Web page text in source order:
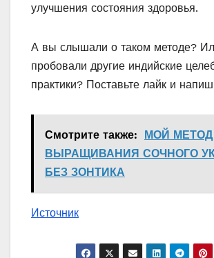
улучшения состояния здоровья.
А вы слышали о таком методе?
пробовали другие индийские
практики? Поставьте лайк и
Смотрите также:
МОЙ МЕТОД
ВЫРАЩИВАНИЯ СОЧНОГО
БЕЗ ЗОНТИКА
Источник